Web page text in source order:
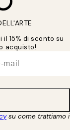
15% di sconto su
acquisto!
su come trattiamo i